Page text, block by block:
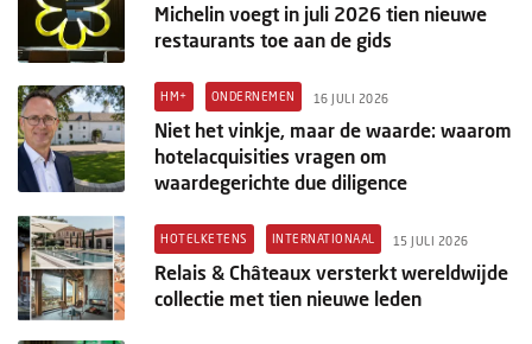
Michelin voegt in juli 2026 tien nieuwe
restaurants toe aan de gids
HM+ ONDERNEMEN 16 JULI 2026
Niet het vinkje, maar de waarde: waarom
hotelacquisities vragen om
waardegerichte due diligence
HOTELKETENS INTERNATIONAAL 15 JULI 2026
Relais & Châteaux versterkt wereldwijde
collectie met tien nieuwe leden